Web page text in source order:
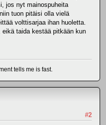
jos nyt mainospuheita
tuon pitäisi olla vielä
volttisarjaa ihan huoletta.
taida kestää pitkään kun
tells me is fast.
#2